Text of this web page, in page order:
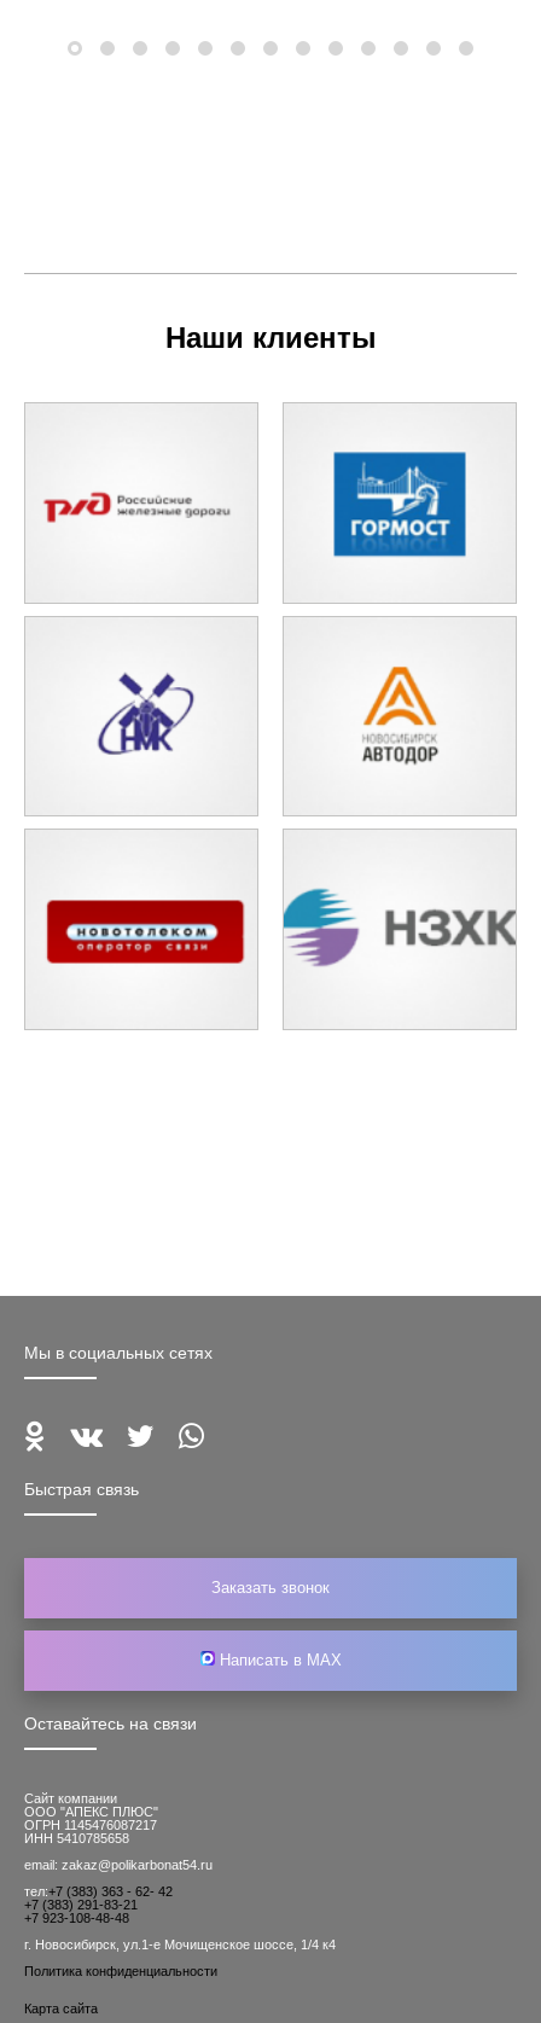
Наши клиенты
Оставайтесь на связи
Сайт компании
ООО "АПЕКС ПЛЮС"
ОГРН 1145476087217
ИНН 5410785658
email: zakaz@polikarbonat54.ru
тел:+7 (383) 363 - 62- 42
+7 (383) 291-83-21
+7 923-108-48-48
г. Новосибирск, ул.1-е Мочищенское шоссе, 1/4 к4
Политика конфиденциальности
Карта сайта
Мы в социальных сетях
Быстрая связь
Заказать звонок
Написать в MAX